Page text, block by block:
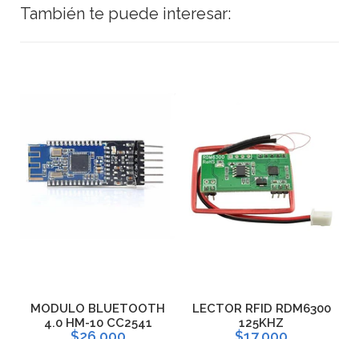
También te puede interesar:
MODULO BLUETOOTH
4.0 HM-10 CC2541
LECTOR RFID RDM6300
125KHZ